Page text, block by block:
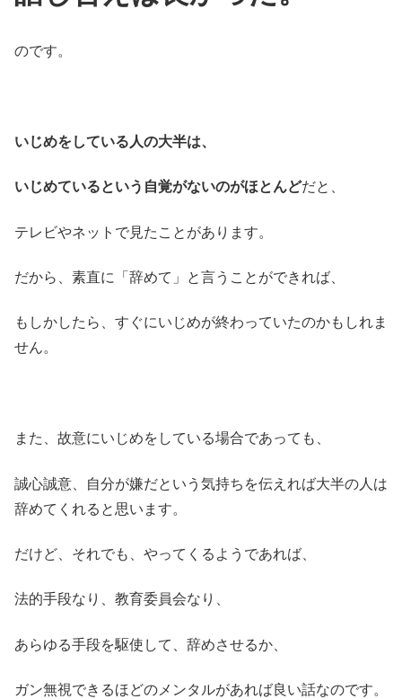
のです。
いじめをしている人の大半は、
いじめているという自覚がないのがほとんどだと、
テレビやネットで見たことがあります。
だから、素直に「辞めて」と言うことができれば、
もしかしたら、すぐにいじめが終わっていたのかもしれま
せん。
また、故意にいじめをしている場合であっても、
誠心誠意、自分が嫌だという気持ちを伝えれば大半の人は
辞めてくれると思います。
だけど、それでも、やってくるようであれば、
法的手段なり、教育委員会なり、
あらゆる手段を駆使して、辞めさせるか、
ガン無視できるほどのメンタルがあれば良い話なのです。